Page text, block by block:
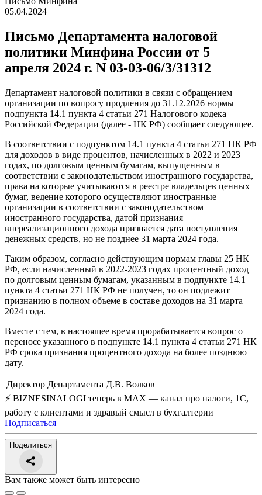
05.04.2024
Письмо Департамента налоговой
политики Минфина России от 5
апреля 2024 г. N 03-03-06/3/31312
Департамент налоговой политики в связи с обращением
организации по вопросу продления до 31.12.2026 нормы
подпункта 14.1 пункта 4 статьи 271 Налогового кодека
Российской Федерации (далее - НК РФ) сообщает следующее.
В соответствии с подпунктом 14.1 пункта 4 статьи 271 НК РФ
для доходов в виде процентов, начисленных в 2022 и 2023
годах, по долговым ценным бумагам, выпущенным в
соответствии с законодательством иностранного государства,
права на которые учитываются в реестре владельцев ценных
бумаг, ведение которого осуществляют иностранные
организации в соответствии с законодательством
иностранного государства, датой признания
внереализационного дохода признается дата поступления
денежных средств, но не позднее 31 марта 2024 года.
Таким образом, согласно действующим нормам главы 25 НК
РФ, если начисленный в 2022-2023 годах процентный доход
по долговым ценным бумагам, указанным в подпункте 14.1
пункта 4 статьи 271 НК РФ не получен, то он подлежит
признанию в полном объеме в составе доходов на 31 марта
2024 года.
Вместе с тем, в настоящее время прорабатывается вопрос о
переносе указанного в подпункте 14.1 пункта 4 статьи 271 НК
РФ срока признания процентного дохода на более позднюю
дату.
Директор Департамента Д.В. Волков
⚡ BIZNESINALOGI теперь в MAX — канал про налоги, 1С,
работу с клиентами и здравый смысл в бухгалтерии
Подписаться
Поделиться
Вам также может быть интересно